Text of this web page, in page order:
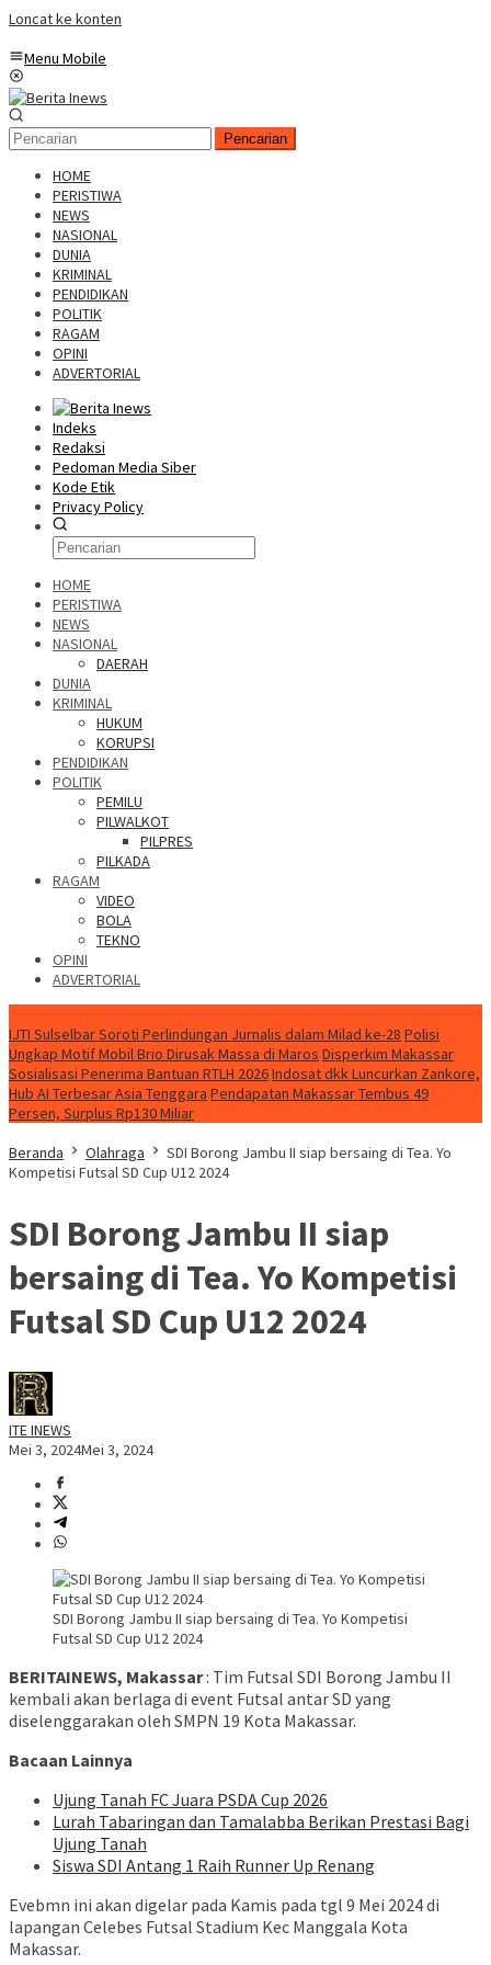
Loncat ke konten
Menu Mobile
Pencarian
HOME
PERISTIWA
NEWS
NASIONAL
DUNIA
KRIMINAL
PENDIDIKAN
POLITIK
RAGAM
OPINI
ADVERTORIAL
Indeks
Redaksi
Pedoman Media Siber
Kode Etik
Privacy Policy
HOME
PERISTIWA
NEWS
NASIONAL
DAERAH
DUNIA
KRIMINAL
HUKUM
KORUPSI
PENDIDIKAN
POLITIK
PEMILU
PILWALKOT
PILPRES
PILKADA
RAGAM
VIDEO
BOLA
TEKNO
OPINI
ADVERTORIAL
IJTI Sulselbar Soroti Perlindungan Jurnalis dalam Milad ke-28 Polisi
Ungkap Motif Mobil Brio Dirusak Massa di Maros Disperkim Makassar
Sosialisasi Penerima Bantuan RTLH 2026Indosat dkk Luncurkan Zankore,
Hub AI Terbesar Asia Tenggara Pendapatan Makassar Tembus 49
Persen, Surplus Rp130 Miliar
Beranda
Olahraga
SDI Borong Jambu II siap bersaing di Tea. Yo
Kompetisi Futsal SD Cup U12 2024
SDI Borong Jambu II siap
bersaing di Tea. Yo Kompetisi
Futsal SD Cup U12 2024
ITE INEWS
Mei 3, 2024Mei 3, 2024
SDI Borong Jambu II siap bersaing di Tea. Yo Kompetisi
Futsal SD Cup U12 2024
BERITAINEWS, Makassar: Tim Futsal SDI Borong Jambu II
kembali akan berlaga di event Futsal antar SD yang
diselenggarakan oleh SMPN 19 Kota Makassar.
Bacaan Lainnya
Ujung Tanah FC Juara PSDA Cup 2026
Lurah Tabaringan dan Tamalabba Berikan Prestasi Bagi
Ujung Tanah
Siswa SDI Antang 1 Raih Runner Up Renang
Evebmn ini akan digelar pada Kamis pada tgl 9 Mei 2024 di
lapangan Celebes Futsal Stadium Kec Manggala Kota
Makassar.